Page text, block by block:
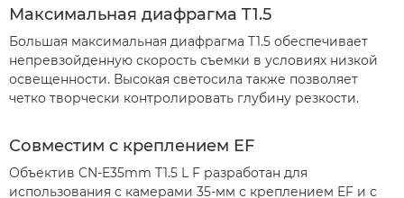
Максимальная диафрагма T1.5
Большая максимальная диафрагма T1.5 обеспечивает
непревзойденную скорость съемки в условиях низкой
освещенности. Высокая светосила также позволяет
четко творчески контролировать глубину резкости.
Совместим с креплением EF
Объектив CN-E35mm T1.5 L F разработан для
использования с камерами 35-мм с креплением EF и с